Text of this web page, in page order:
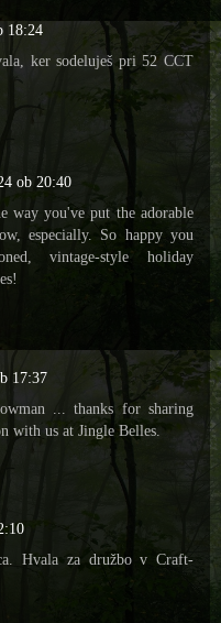
18:24
ker sodeluješ pri 52 CCT
ob 20:40
way you've put the adorable
especially. So happy you
vintage-style holiday
17:37
... thanks for sharing
with us at Jingle Belles.
Hvala za družbo v Craft-